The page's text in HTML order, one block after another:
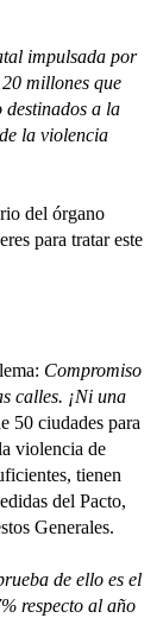
impulsada por
millones que
destinados a la
la violencia
del órgano
para tratar este
Compromiso
calles. ¡Ni una
50 ciudades para
violencia de
tienen
del Pacto,
Generales.
de ello es el
respecto al año